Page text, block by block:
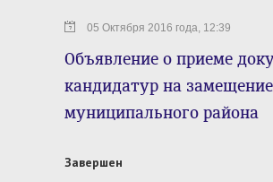
05 Октября 2016 года, 12:39
Объявление о приеме
кандидатур на
муниципального района
Завершен